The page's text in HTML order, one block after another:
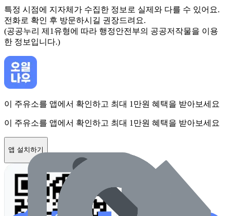
특정 시점에 지자체가 수집한 정보로 실제와 다를 수 있어요.
전화로 확인 후 방문하시길 권장드려요.
(공공누리 제1유형에 따라 행정안전부의 공공저작물을 이용
한 정보입니다.)
이 주유소를 앱에서 확인하고 최대 1만원 혜택을 받아보세요
이 주유소를 앱에서 확인하고 최대 1만원 혜택을 받아보세요
앱 설치하기